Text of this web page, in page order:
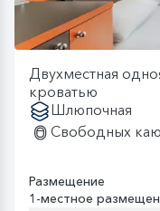
Двухместная
кроватью
Шлюпочная
Свободных
Размещение
1-местное